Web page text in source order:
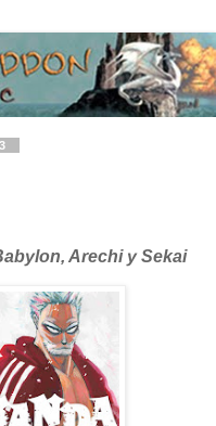
Arechi y Sekai